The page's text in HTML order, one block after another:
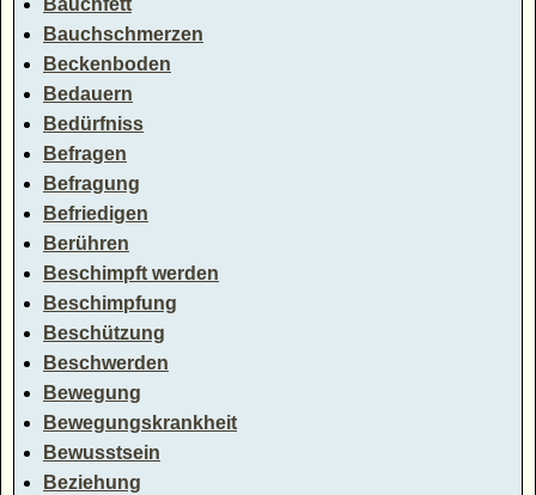
Bauchfett
Bauchschmerzen
Beckenboden
Bedauern
Bedürfniss
Befragen
Befragung
Befriedigen
Berühren
Beschimpft werden
Beschimpfung
Beschützung
Beschwerden
Bewegung
Bewegungskrankheit
Bewusstsein
Beziehung